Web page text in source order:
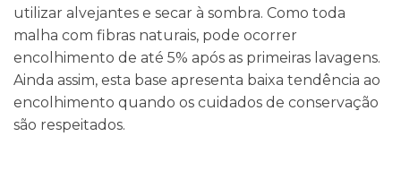
utilizar alvejantes e secar à sombra. Como toda
malha com fibras naturais, pode ocorrer
encolhimento de até 5% após as primeiras lavagens.
Ainda assim, esta base apresenta baixa tendência ao
encolhimento quando os cuidados de conservação
são respeitados.